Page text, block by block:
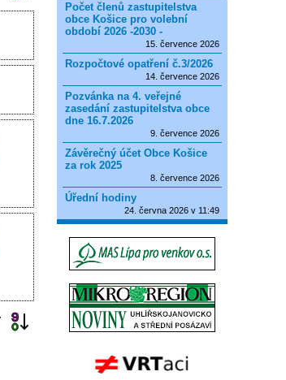
Počet členů zastupitelstva
obce Košice pro volební
období 2026 -2030 -
15. července 2026
Rozpočtové opatření č.3/2026
14. července 2026
Pozvánka na 4. veřejné
zasedání zastupitelstva obce
dne 16.7.2026
9. července 2026
Závěrečný účet Obce Košice
za rok 2025
8. července 2026
Úřední hodiny
24. června 2026 v 11:49